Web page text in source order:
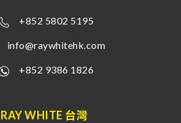
+852 5802 5195
info@raywhitehk.com
+852 9386 1826
RAY WHITE 台灣